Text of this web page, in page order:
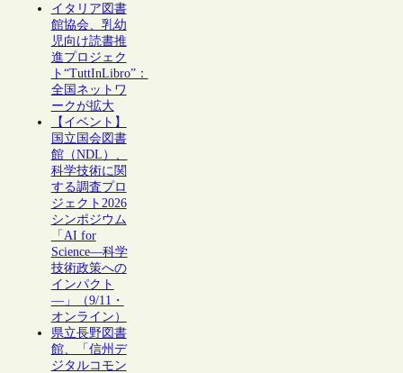
イタリア図書
館協会、乳幼
児向け読書推
進プロジェク
ト“TuttInLibro”：
全国ネットワ
ークが拡大
【イベント】
国立国会図書
館（NDL）、
科学技術に関
する調査プロ
ジェクト2026
シンポジウム
「AI for
Science―科学
技術政策への
インパクト
―」（9/11・
オンライン）
県立長野図書
館、「信州デ
ジタルコモン